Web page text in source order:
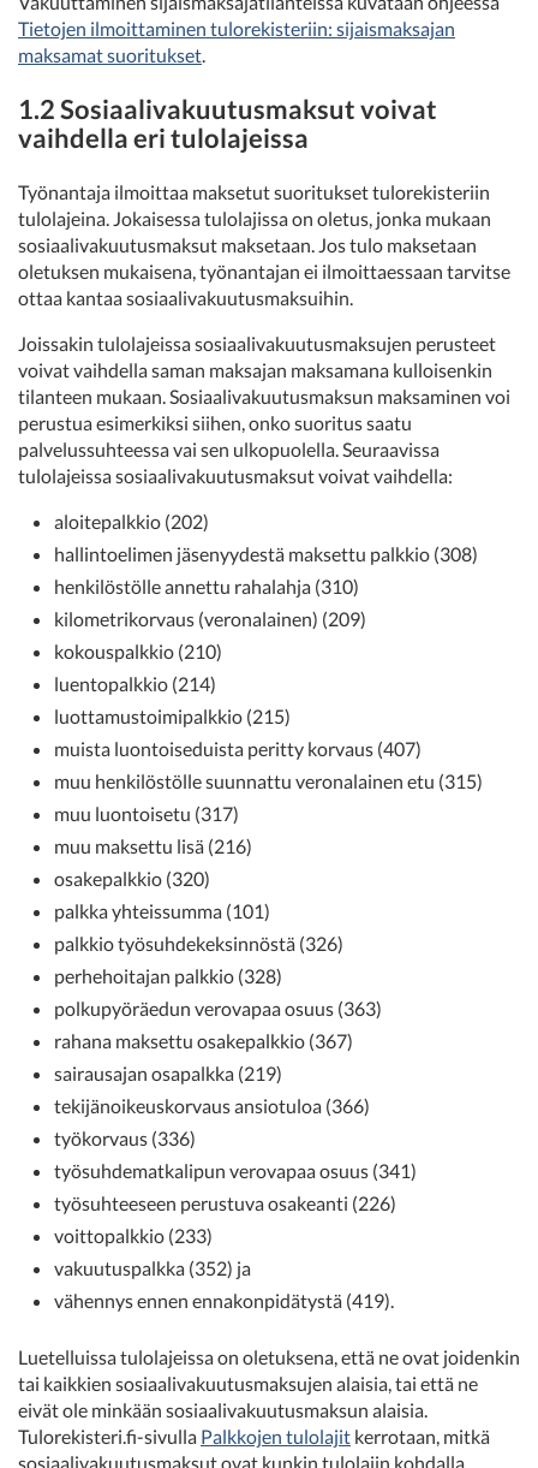
Tietojen ilmoittaminen tulorekisteriin: sijaismaksajan
maksamat suoritukset.
1.2 Sosiaalivakuutusmaksut voivat
vaihdella eri tulolajeissa
Työnantaja ilmoittaa maksetut suoritukset tulorekisteriin
tulolajeina. Jokaisessa tulolajissa on oletus, jonka mukaan
sosiaalivakuutusmaksut maksetaan. Jos tulo maksetaan
oletuksen mukaisena, työnantajan ei ilmoittaessaan tarvitse
ottaa kantaa sosiaalivakuutusmaksuihin.
Joissakin tulolajeissa sosiaalivakuutusmaksujen perusteet
voivat vaihdella saman maksajan maksamana kulloisenkin
tilanteen mukaan. Sosiaalivakuutusmaksun maksaminen voi
perustua esimerkiksi siihen, onko suoritus saatu
palvelussuhteessa vai sen ulkopuolella. Seuraavissa
tulolajeissa sosiaalivakuutusmaksut voivat vaihdella:
aloitepalkkio (202)
hallintoelimen jäsenyydestä maksettu palkkio (308)
henkilöstölle annettu rahalahja (310)
kilometrikorvaus (veronalainen) (209)
kokouspalkkio (210)
luentopalkkio (214)
luottamustoimipalkkio (215)
muista luontoiseduista peritty korvaus (407)
muu henkilöstölle suunnattu veronalainen etu (315)
muu luontoisetu (317)
muu maksettu lisä (216)
osakepalkkio (320)
palkka yhteissumma (101)
palkkio työsuhdekeksinnöstä (326)
perhehoitajan palkkio (328)
polkupyöräedun verovapaa osuus (363)
rahana maksettu osakepalkkio (367)
sairausajan osapalkka (219)
tekijänoikeuskorvaus ansiotuloa (366)
työkorvaus (336)
työsuhdematkalipun verovapaa osuus (341)
työsuhteeseen perustuva osakeanti (226)
voittopalkkio (233)
vakuutuspalkka (352) ja
vähennys ennen ennakonpidätystä (419).
Luetelluissa tulolajeissa on oletuksena, että ne ovat joidenkin
tai kaikkien sosiaalivakuutusmaksujen alaisia, tai että ne
eivät ole minkään sosiaalivakuutusmaksun alaisia.
Tulorekisteri.fi-sivulla Palkkojen tulolajit kerrotaan, mitkä
sosiaalivakuutusmaksut ovat kunkin tulolajin kohdalla